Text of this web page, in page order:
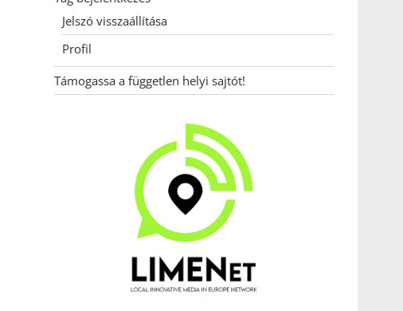
Jelszó visszaállítása
Profil
Támogassa a független helyi sajtót!